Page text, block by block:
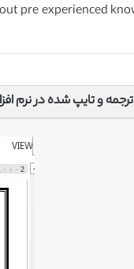
pre experienced
و تایپ شده در نرم